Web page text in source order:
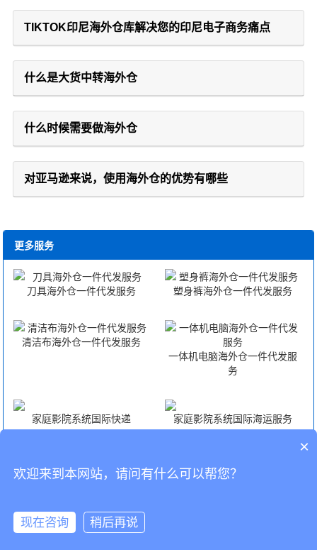
TIKTOK印尼海外仓库解决您的印尼电子商务痛点
什么是大货中转海外仓
什么时候需要做海外仓
对亚马逊来说，使用海外仓的优势有哪些
更多服务
刀具海外仓一件代发服务 塑身裤海外仓一件代发服务
清洁布海外仓一件代发服务
一体机电脑海外仓一件代发服
务
家庭影院系统国际快递 家庭影院系统国际海运服务
家庭影院系统国际空运服务 家庭影院系统FBA头程
CopyRight © 深圳市韬博供应链有限公司
×
欢迎来到本网站，请问有什么可以帮您？
现在咨询 稍后再说